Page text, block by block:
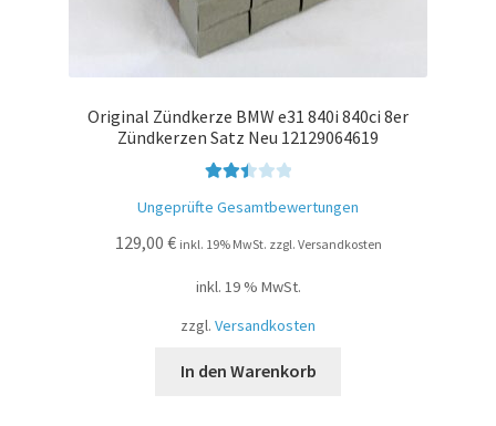
Original Zündkerze BMW e31 840i 840ci 8er
Zündkerzen Satz Neu 12129064619
tet mit
2.51
Ungeprüfte Gesamtbewertungen
129,00 € inkl. 19% MwSt. zzgl. Versandkosten
inkl. 19 % MwSt.
zzgl. Versandkosten
In den Warenkorb